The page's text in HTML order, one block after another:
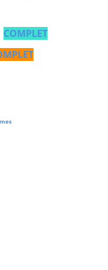
COMPLET